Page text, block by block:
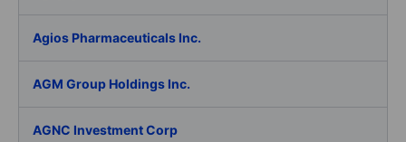
Agios Pharmaceuticals Inc.
AGM Group Holdings Inc.
AGNC Investment Corp